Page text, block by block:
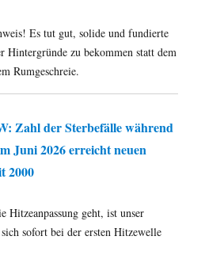
Es tut gut, solide und fundierte
Hintergründe zu bekommen statt dem
Rumgeschreie.
Zahl der Sterbefälle während
Juni 2026 erreicht neuen
2000
Hitzeanpassung geht, ist unser
sofort bei der ersten Hitzewelle